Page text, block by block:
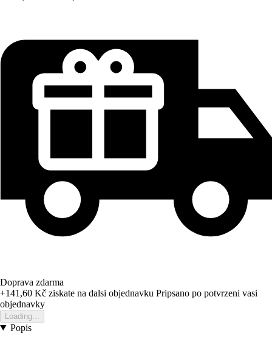
Doprava zdarma
+141,60 Kč ziskate na dalsi objednavku Pripsano po potvrzeni vasi
objednavky
Loading...
Popis